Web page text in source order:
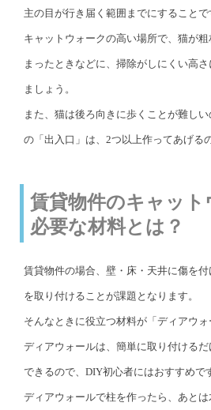
主の目が行き届く範囲までにすることで
キャットウォークの高い場所で、猫が
まったときなどに、掃除がしにくい高
ましょう。
また、猫は後ろ向きに歩くことが難し
の「出入口」は、2つ以上作ってあげる
賃貸物件のキャット
必要な材料とは？
賃貸物件の場合、壁・床・天井に傷を
を取り付けることが課題となります。
そんなときに役立つ材料が「ディアウォ
ディアウォールは、簡単に取り付ける
できるので、DIY初心者にはおすすめで
ディアウォールで柱を作ったら、あと